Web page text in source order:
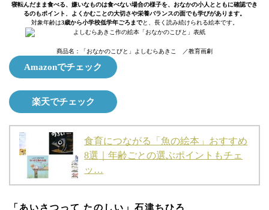
寝転んだまま食べる、嫌いなものは食べない場合の様子を、おなかの小人とともに確認でき
るのもポイント
よくかむことの大切さや栄養バランスの面でも学びがあります。
対象年齢は3歳から小学校低学年ごろまでと、長く読み続けられる絵本です。
商品名：「おなかのこびと」よしむらあきこ ／教育画劇
Amazonでチェック
楽天でチェック
食育につながる「魚の絵本」おすすめ
8選｜年齢ごとの選ぶポイントもチェ
ッ…
「あいさつって たのしい」石津ちひろ